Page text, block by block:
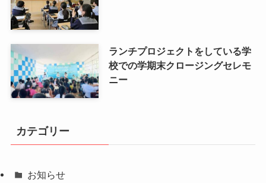
ランチプロジェクトをしている学
校での学期末クロージングセレモ
ニー
カテゴリー
お知らせ